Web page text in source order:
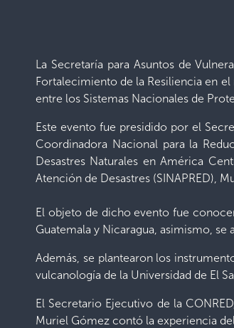
La Secretaría para Asuntos de
Fortalecimiento de la Resiliencia en
entre los Sistemas Nacionales de
Este evento fue presidido por el
Coordinadora Nacional para la
Desastres Naturales en América
Atención de Desastres (SINAPRED),
El objeto de dicho evento fue
Guatemala y Nicaragua, asimismo, se
Además, se plantearon los
vulcanología de la Universidad de El
El Secretario Ejecutivo de la
Muriel Gómez contó la experiencia